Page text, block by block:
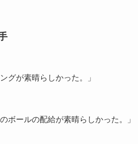
グが素晴らしかった。」
ボールの配給が素晴らしかった。」